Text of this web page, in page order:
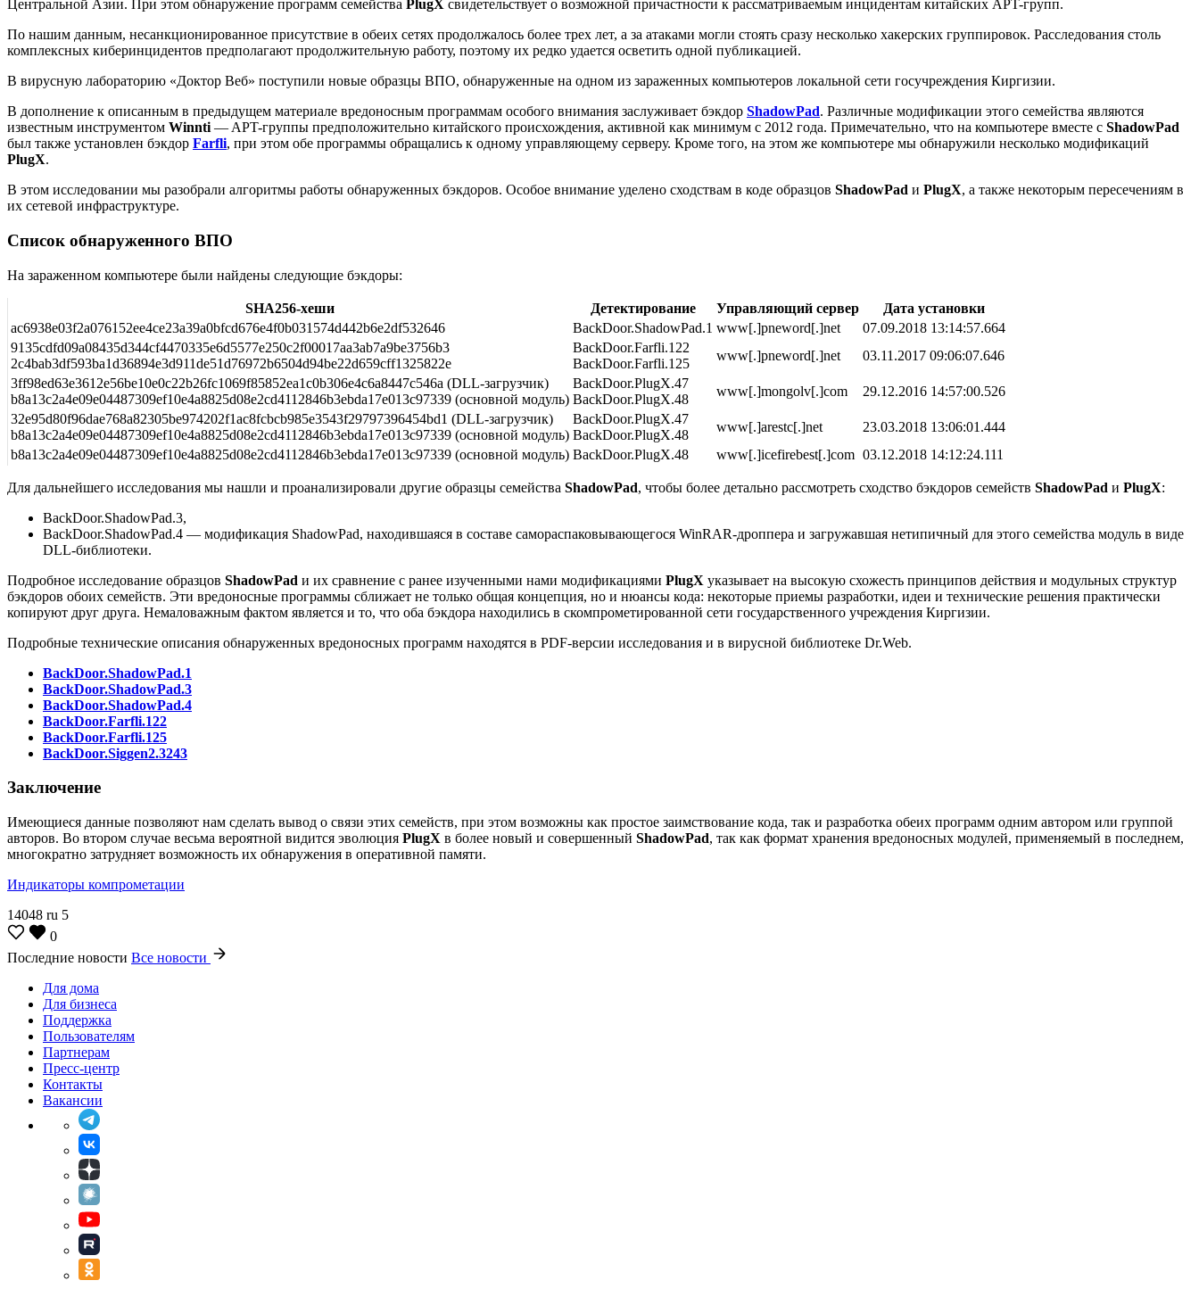
Центральной Азии. При этом обнаружение программ семейства PlugX свидетельствует о возможной причастности к рассматриваемым инцидентам китайских APT-групп.
По нашим данным, несанкционированное присутствие в обеих сетях продолжалось более трех лет, а за атаками могли стоять сразу несколько хакерских группировок. Расследования столь
комплексных киберинцидентов предполагают продолжительную работу, поэтому их редко удается осветить одной публикацией.
В вирусную лабораторию «Доктор Веб» поступили новые образцы ВПО, обнаруженные на одном из зараженных компьютеров локальной сети госучреждения Киргизии.
В дополнение к описанным в предыдущем материале вредоносным программам особого внимания заслуживает бэкдор ShadowPad. Различные модификации этого семейства являются
известным инструментом Winnti — APT-группы предположительно китайского происхождения, активной как минимум с 2012 года. Примечательно, что на компьютере вместе с ShadowPad
был также установлен бэкдор Farfli, при этом обе программы обращались к одному управляющему серверу. Кроме того, на этом же компьютере мы обнаружили несколько модификаций
PlugX.
В этом исследовании мы разобрали алгоритмы работы обнаруженных бэкдоров. Особое внимание уделено сходствам в коде образцов ShadowPad и PlugX, а также некоторым пересечениям в
их сетевой инфраструктуре.
Список обнаруженного ВПО
На зараженном компьютере были найдены следующие бэкдоры:
SHA256-хеши Детектирование Управляющий сервер
Дата установки
ac6938e03f2a076152ee4ce23a39a0bfcd676e4f0b031574d442b6e2df532646
BackDoor.ShadowPad.1 www[.]pneword[.]net
07.09.2018 13:14:57.664
9135cdfd09a08435d344cf4470335e6d5577e250c2f00017aa3ab7a9be3756b3
2c4bab3df593ba1d36894e3d911de51d76972b6504d94be22d659cff1325822e
BackDoor.Farfli.122
BackDoor.Farfli.125
www[.]pneword[.]net
03.11.2017 09:06:07.646
3ff98ed63e3612e56be10e0c22b26fc1069f85852ea1c0b306e4c6a8447c546a (DLL-загрузчик)
b8a13c2a4e09e04487309ef10e4a8825d08e2cd4112846b3ebda17e013c97339 (основной модуль)
BackDoor.PlugX.47
BackDoor.PlugX.48
www[.]mongolv[.]com
29.12.2016 14:57:00.526
32e95d80f96dae768a82305be974202f1ac8fcbcb985e3543f29797396454bd1 (DLL-загрузчик)
b8a13c2a4e09e04487309ef10e4a8825d08e2cd4112846b3ebda17e013c97339 (основной модуль)
BackDoor.PlugX.47
BackDoor.PlugX.48
www[.]arestc[.]net
23.03.2018 13:06:01.444
b8a13c2a4e09e04487309ef10e4a8825d08e2cd4112846b3ebda17e013c97339 (основной модуль) BackDoor.PlugX.48 www[.]icefirebest[.]com 03.12.2018 14:12:24.111
Для дальнейшего исследования мы нашли и проанализировали другие образцы семейства ShadowPad, чтобы более детально рассмотреть сходство бэкдоров семейств ShadowPad и PlugX:
BackDoor.ShadowPad.3,
BackDoor.ShadowPad.4 — модификация ShadowPad, находившаяся в составе самораспаковывающегося WinRAR-дроппера и загружавшая нетипичный для этого семейства модуль в виде
DLL-библиотеки.
Подробное исследование образцов ShadowPad и их сравнение с ранее изученными нами модификациями PlugX указывает на высокую схожесть принципов действия и модульных структур
бэкдоров обоих семейств. Эти вредоносные программы сближает не только общая концепция, но и нюансы кода: некоторые приемы разработки, идеи и технические решения практически
копируют друг друга. Немаловажным фактом является и то, что оба бэкдора находились в скомпрометированной сети государственного учреждения Киргизии.
Подробные технические описания обнаруженных вредоносных программ находятся в PDF-версии исследования и в вирусной библиотеке Dr.Web.
BackDoor.ShadowPad.1
BackDoor.ShadowPad.3
BackDoor.ShadowPad.4
BackDoor.Farfli.122
BackDoor.Farfli.125
BackDoor.Siggen2.3243
Заключение
Имеющиеся данные позволяют нам сделать вывод о связи этих семейств, при этом возможны как простое заимствование кода, так и разработка обеих программ одним автором или группой
авторов. Во втором случае весьма вероятной видится эволюция PlugX в более новый и совершенный ShadowPad, так как формат хранения вредоносных модулей, применяемый в последнем,
многократно затрудняет возможность их обнаружения в оперативной памяти.
Индикаторы компрометации
14048 ru 5
0
Последние новости Все новости
Для дома
Для бизнеса
Поддержка
Пользователям
Партнерам
Пресс-центр
Контакты
Вакансии